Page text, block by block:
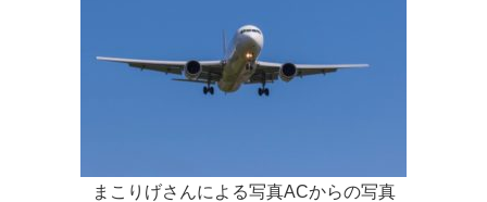
まこりげさんによる写真ACからの写真